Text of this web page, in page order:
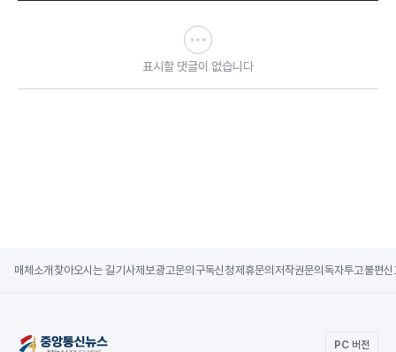
표시할 댓글이 없습니다
매체소개 찾아오시는 길기사제보광고문의 구독신청제휴문의 저작권문의 독자투고불편신
PC 버전